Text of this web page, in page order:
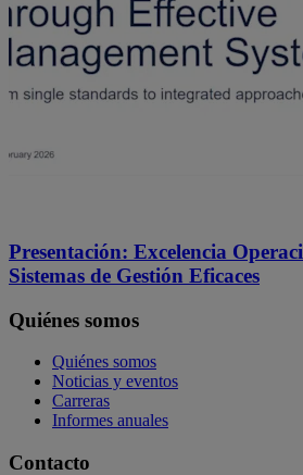
Presentación: Excelencia
Sistemas de Gestión Eficaces
Quiénes somos
Quiénes somos
Noticias y eventos
Carreras
Informes anuales
Contacto